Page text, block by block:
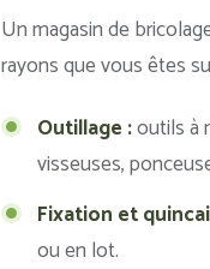
Un magasin de
rayons que vous êtes
Outillage :outils à
visseuses,
Fixation et
ou en lot.